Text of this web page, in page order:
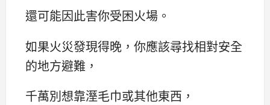
還可能因此害你受困火場。
如果火災發現得晚，你應該尋找相對安全
的地方避難，
千萬別想靠溼毛巾或其他東西，